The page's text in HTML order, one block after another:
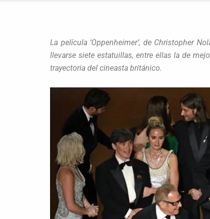
La película ‘Oppenheimer’, de Christopher
llevarse siete estatuillas, entre ellas la de
trayectoria del cineasta británico.